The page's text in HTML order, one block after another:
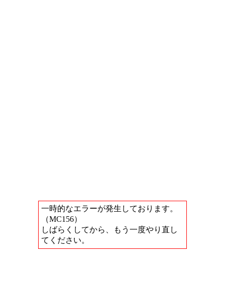
一時的なエラーが発生しております。
（MC156）
しばらくしてから、もう一度やり直し
てください。